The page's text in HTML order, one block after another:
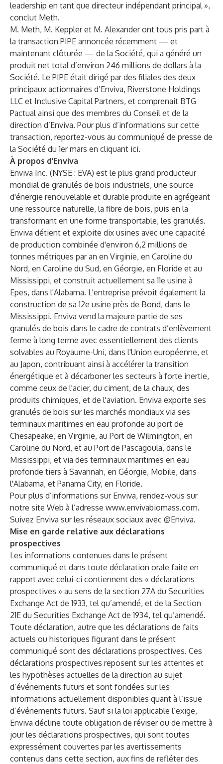
leadership en tant que directeur indépendant principal »,
conclut Meth.
M. Meth, M. Keppler et M. Alexander ont tous pris part à
la transaction PIPE annoncée récemment — et
maintenant clôturée — de la Société, qui a généré un
produit net total d’environ 246 millions de dollars à la
Société. Le PIPE était dirigé par des filiales des deux
principaux actionnaires d’Enviva, Riverstone Holdings
LLC et Inclusive Capital Partners, et comprenait BTG
Pactual ainsi que des membres du Conseil et de la
direction d’Enviva. Pour plus d’informations sur cette
transaction, reportez-vous au communiqué de presse de
la Société du 1er mars en cliquant ici.
À propos d’Enviva
Enviva Inc. (NYSE : EVA) est le plus grand producteur
mondial de granulés de bois industriels, une source
d'énergie renouvelable et durable produite en agrégeant
une ressource naturelle, la fibre de bois, puis en la
transformant en une forme transportable, les granulés.
Enviva détient et exploite dix usines avec une capacité
de production combinée d'environ 6,2 millions de
tonnes métriques par an en Virginie, en Caroline du
Nord, en Caroline du Sud, en Géorgie, en Floride et au
Mississippi, et construit actuellement sa 11e usine à
Epes, dans l'Alabama. L'entreprise prévoit également la
construction de sa 12e usine près de Bond, dans le
Mississippi. Enviva vend la majeure partie de ses
granulés de bois dans le cadre de contrats d’enlèvement
ferme à long terme avec essentiellement des clients
solvables au Royaume-Uni, dans l'Union européenne, et
au Japon, contribuant ainsi à accélérer la transition
énergétique et à décarboner les secteurs à forte inertie,
comme ceux de l'acier, du ciment, de la chaux, des
produits chimiques, et de l'aviation. Enviva exporte ses
granulés de bois sur les marchés mondiaux via ses
terminaux maritimes en eau profonde au port de
Chesapeake, en Virginie, au Port de Wilmington, en
Caroline du Nord, et au Port de Pascagoula, dans le
Mississippi, et via des terminaux maritimes en eau
profonde tiers à Savannah, en Géorgie, Mobile, dans
l'Alabama, et Panama City, en Floride.
Pour plus d’informations sur Enviva, rendez-vous sur
notre site Web à l’adresse www.envivabiomass.com.
Suivez Enviva sur les réseaux sociaux avec @Enviva.
Mise en garde relative aux déclarations
prospectives
Les informations contenues dans le présent
communiqué et dans toute déclaration orale faite en
rapport avec celui-ci contiennent des « déclarations
prospectives » au sens de la section 27A du Securities
Exchange Act de 1933, tel qu’amendé, et de la Section
21E du Securities Exchange Act de 1934, tel qu’amendé.
Toute déclaration, autre que les déclarations de faits
actuels ou historiques figurant dans le présent
communiqué sont des déclarations prospectives. Ces
déclarations prospectives reposent sur les attentes et
les hypothèses actuelles de la direction au sujet
d’événements futurs et sont fondées sur les
informations actuellement disponibles quant à l’issue
d’événements futurs. Sauf si la loi applicable l’exige,
Enviva décline toute obligation de réviser ou de mettre à
jour les déclarations prospectives, qui sont toutes
expressément couvertes par les avertissements
contenus dans cette section, aux fins de refléter des